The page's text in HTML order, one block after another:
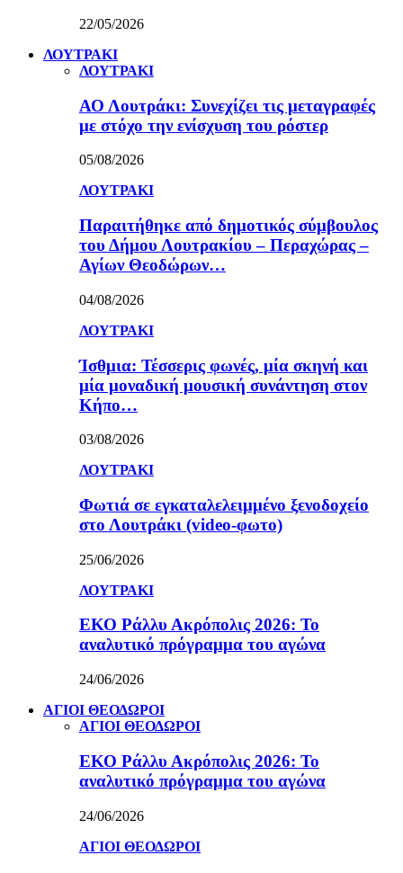
22/05/2026
ΛΟΥΤΡΑΚΙ
ΛΟΥΤΡΑΚΙ
ΑΟ Λουτράκι: Συνεχίζει τις μεταγραφές
με στόχο την ενίσχυση του ρόστερ
05/08/2026
ΛΟΥΤΡΑΚΙ
Παραιτήθηκε από δημοτικός σύμβουλος
του Δήμου Λουτρακίου – Περαχώρας –
Αγίων Θεοδώρων…
04/08/2026
ΛΟΥΤΡΑΚΙ
Ίσθμια: Τέσσερις φωνές, μία σκηνή και
μία μοναδική μουσική συνάντηση στον
Κήπο…
03/08/2026
ΛΟΥΤΡΑΚΙ
Φωτιά σε εγκαταλελειμμένο ξενοδοχείο
στο Λουτράκι (video-φωτο)
25/06/2026
ΛΟΥΤΡΑΚΙ
ΕΚΟ Ράλλυ Ακρόπολις 2026: Το
αναλυτικό πρόγραμμα του αγώνα
24/06/2026
ΑΓΙΟΙ ΘΕΟΔΩΡΟΙ
ΑΓΙΟΙ ΘΕΟΔΩΡΟΙ
ΕΚΟ Ράλλυ Ακρόπολις 2026: Το
αναλυτικό πρόγραμμα του αγώνα
24/06/2026
ΑΓΙΟΙ ΘΕΟΔΩΡΟΙ